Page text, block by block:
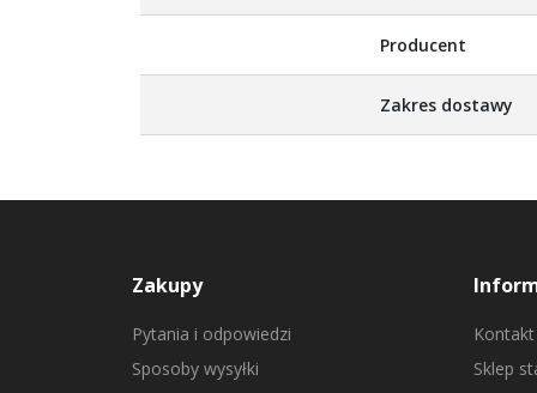
Producent
Zakres dostawy
Zakupy
Pytania i odpowiedzi
Sposoby wysyłki
Kontakt
Sklep